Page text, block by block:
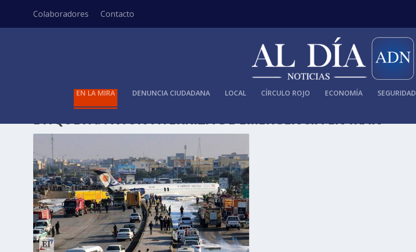
Colaboradores Contacto
EN LA MIRA DENUNCIA CIUDADANA LOCAL CÍRCULO ROJO ECONOMÍA SEGURIDAD
ETIQUETA:AVIÓN ATERRIZA DE EMERGENCIA EN IRÁN